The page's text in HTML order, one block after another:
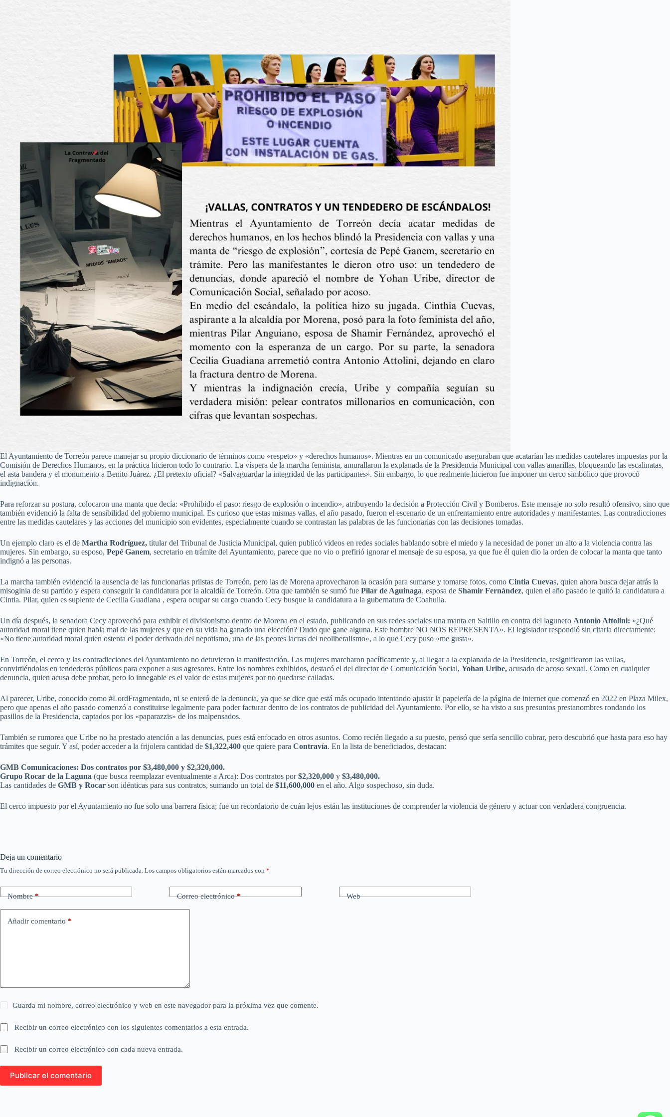
El Ayuntamiento de Torreón parece manejar su propio diccionario de términos como «respeto» y «derechos humanos». Mientras en un comunicado aseguraban que acatarían las medidas cautelares impuestas por la
Comisión de Derechos Humanos, en la práctica hicieron todo lo contrario. La víspera de la marcha feminista, amurallaron la explanada de la Presidencia Municipal con vallas amarillas, bloqueando las escalinatas,
el asta bandera y el monumento a Benito Juárez. ¿El pretexto oficial? «Salvaguardar la integridad de las participantes». Sin embargo, lo que realmente hicieron fue imponer un cerco simbólico que provocó
indignación.
Para reforzar su postura, colocaron una manta que decía: «Prohibido el paso: riesgo de explosión o incendio», atribuyendo la decisión a Protección Civil y Bomberos. Este mensaje no solo resultó ofensivo, sino que
también evidenció la falta de sensibilidad del gobierno municipal. Es curioso que estas mismas vallas, el año pasado, fueron el escenario de un enfrentamiento entre autoridades y manifestantes. Las contradicciones
entre las medidas cautelares y las acciones del municipio son evidentes, especialmente cuando se contrastan las palabras de las funcionarias con las decisiones tomadas.
Un ejemplo claro es el de Martha Rodríguez, titular del Tribunal de Justicia Municipal, quien publicó videos en redes sociales hablando sobre el miedo y la necesidad de poner un alto a la violencia contra las
mujeres. Sin embargo, su esposo, Pepé Ganem, secretario en trámite del Ayuntamiento, parece que no vio o prefirió ignorar el mensaje de su esposa, ya que fue él quien dio la orden de colocar la manta que tanto
indignó a las personas.
La marcha también evidenció la ausencia de las funcionarias priistas de Torreón, pero las de Morena aprovecharon la ocasión para sumarse y tomarse fotos, como Cintia Cuevas, quien ahora busca dejar atrás la
misoginia de su partido y espera conseguir la candidatura por la alcaldía de Torreón. Otra que también se sumó fue Pilar de Aguinaga, esposa de Shamir Fernández, quien el año pasado le quitó la candidatura a
Cintia. Pilar, quien es suplente de Cecilia Guadiana , espera ocupar su cargo cuando Cecy busque la candidatura a la gubernatura de Coahuila.
Un día después, la senadora Cecy aprovechó para exhibir el divisionismo dentro de Morena en el estado, publicando en sus redes sociales una manta en Saltillo en contra del lagunero Antonio Attolini: «¿Qué
autoridad moral tiene quien habla mal de las mujeres y que en su vida ha ganado una elección? Dudo que gane alguna. Este hombre NO NOS REPRESENTA». El legislador respondió sin citarla directamente:
«No tiene autoridad moral quien ostenta el poder derivado del nepotismo, una de las peores lacras del neoliberalismo», a lo que Cecy puso «me gusta».
En Torreón, el cerco y las contradicciones del Ayuntamiento no detuvieron la manifestación. Las mujeres marcharon pacíficamente y, al llegar a la explanada de la Presidencia, resignificaron las vallas,
convirtiéndolas en tendederos públicos para exponer a sus agresores. Entre los nombres exhibidos, destacó el del director de Comunicación Social, Yohan Uribe, acusado de acoso sexual. Como en cualquier
denuncia, quien acusa debe probar, pero lo innegable es el valor de estas mujeres por no quedarse calladas.
Al parecer, Uribe, conocido como #LordFragmentado, ni se enteró de la denuncia, ya que se dice que está más ocupado intentando ajustar la papelería de la página de internet que comenzó en 2022 en Plaza Milex,
pero que apenas el año pasado comenzó a constituirse legalmente para poder facturar dentro de los contratos de publicidad del Ayuntamiento. Por ello, se ha visto a sus presuntos prestanombres rondando los
pasillos de la Presidencia, captados por los «paparazzis» de los malpensados.
También se rumorea que Uribe no ha prestado atención a las denuncias, pues está enfocado en otros asuntos. Como recién llegado a su puesto, pensó que sería sencillo cobrar, pero descubrió que hasta para eso hay
trámites que seguir. Y así, poder acceder a la frijolera cantidad de $1,322,400 que quiere para Contravía. En la lista de beneficiados, destacan:
GMB Comunicaciones: Dos contratos por $3,480,000 y $2,320,000.
Grupo Rocar de la Laguna (que busca reemplazar eventualmente a Arca): Dos contratos por$2,320,000 y $3,480,000.
Las cantidades de GMB y Rocar son idénticas para sus contratos, sumando un total de $11,600,000 en el año. Algo sospechoso, sin duda.
El cerco impuesto por el Ayuntamiento no fue solo una barrera física; fue un recordatorio de cuán lejos están las instituciones de comprender la violencia de género y actuar con verdadera congruencia.
Deja un comentario
Tu dirección de correo electrónico no será publicada. Los campos obligatorios están marcados con *
Nombre* Correo electrónico* Web
Añadir comentario *
Guarda mi nombre, correo electrónico y web en este navegador para la próxima vez que comente.
Recibir un correo electrónico con los siguientes comentarios a esta entrada.
Recibir un correo electrónico con cada nueva entrada.
Publicar el comentario